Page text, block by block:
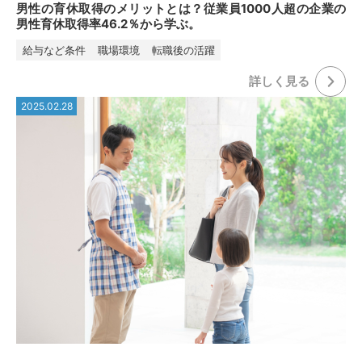
男性の育休取得のメリットとは？従業員1000人超の企業の
男性育休取得率46.2％から学ぶ。
給与など条件 職場環境 転職後の活躍
詳しく⾒る
2025.02.28